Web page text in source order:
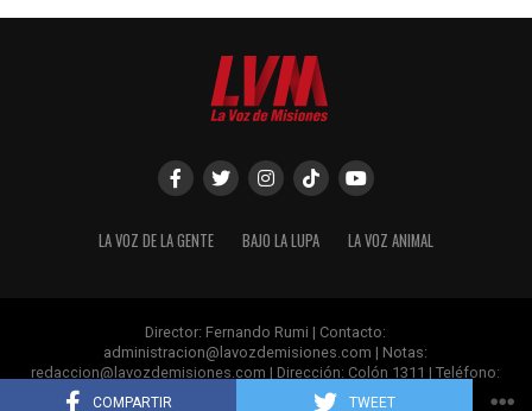
COMPARTIR TWEET
Ver esta publicación en Instagram
LA VOZ DE LA GENTE BAJO LA LUPA LA VOZ ANIMAL
Director: Fernando Rumi | Contacto:
administracion@lavozdemisiones.com | Notas:
redaccion@lavozdemisiones.com | Dirección: Colón 1311 | Teléfono:
+54 376 4 809060 | Posadas- Misiones.